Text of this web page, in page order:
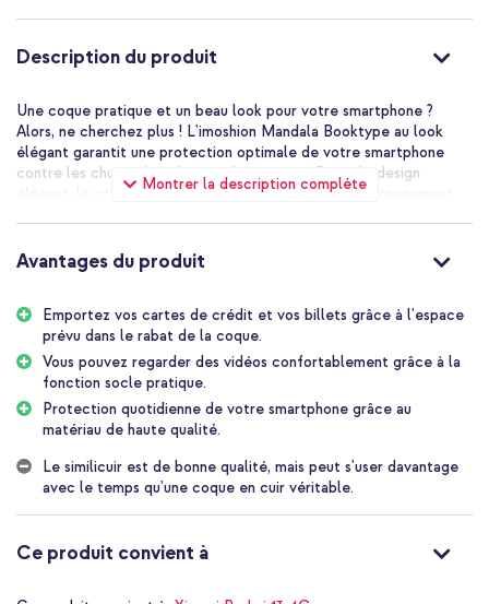
Description du produit
Montrer la description complète
Une coque pratique et un beau look pour votre smartphone ?
Alors, ne cherchez plus ! L'imoshion Mandala Booktype au look
élégant garantit une protection optimale de votre smartphone
contre les chutes, les chocs et les rayures. Outre le design
élégant, la coque dispose également d'un espace de rangement
facilement être utilisée comme support pour de longues
conversations ou pour regarder des vidéos.
Forme moderne et mince
La coque a un design fin, permettant à votre téléphone de
conserver son profil fin. Idéal lorsque vous portez souvent votre
coque dans vos vêtements. L'étui téléphone à rabat imoshion
Mandala est fait de cuir artificiel avec un aspect gracieux grâce à
l'imprimé mandala et est disponible en plusieurs nuances. Vous
préférez le noir neutre ou bien une coque bleue, violette, rose ou
minimaliste. La couture est assortie à la couleur de la coque.
désormais laisser votre portefeuille à la maison ! L'étui de
téléphone portefeuille à rabat dispose de 3 fentes pratiques pour
Avantages du produit
Emportez vos cartes de crédit et vos billets grâce à l'espace
prévu dans le rabat de la coque.
Vous pouvez regarder des vidéos confortablement grâce à la
fonction socle pratique.
Protection quotidienne de votre smartphone grâce au
matériau de haute qualité.
Le similicuir est de bonne qualité, mais peut s'user davantage
avec le temps qu'une coque en cuir véritable.
Ce produit convient à